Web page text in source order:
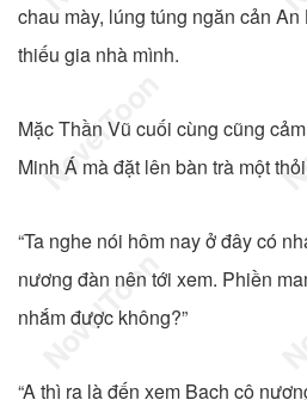
chau mày, lúng túng ngăn cản
thiếu gia nhà mình.
Mặc Thần Vũ cuối cùng cũng
Minh Á mà đặt lên bàn trà một
“Ta nghe nói hôm nay ở đây có
nương đàn nên tới xem. Phiền
nhắm được không?”
“A thì ra là đến xem Bạch cô